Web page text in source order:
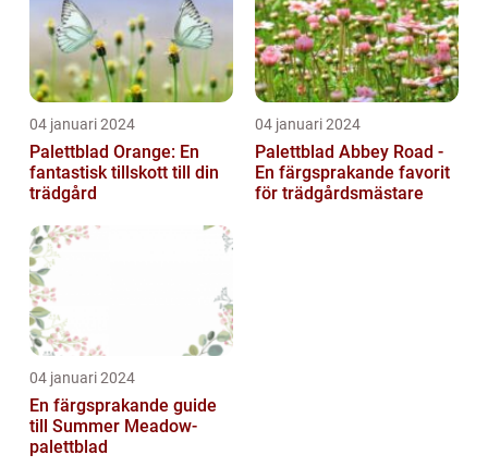
04 januari 2024
Palettblad Orange: En
fantastisk tillskott till din
trädgård
04 januari 2024
Palettblad Abbey Road -
En färgsprakande favorit
för trädgårdsmästare
04 januari 2024
En färgsprakande guide
till Summer Meadow-
palettblad